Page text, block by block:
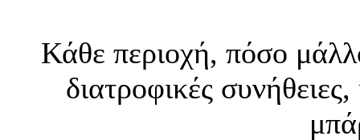
Κάθε περιοχή, πόσο
διατροφικές